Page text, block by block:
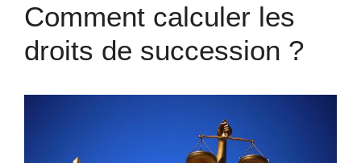
Comment calculer les
droits de succession ?